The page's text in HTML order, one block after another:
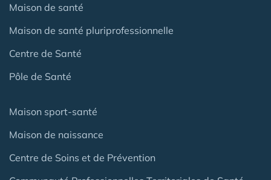
Maison de santé
Maison de santé pluriprofessionnelle
Centre de Santé
Pôle de Santé
Maison sport-santé
Maison de naissance
Centre de Soins et de Prévention